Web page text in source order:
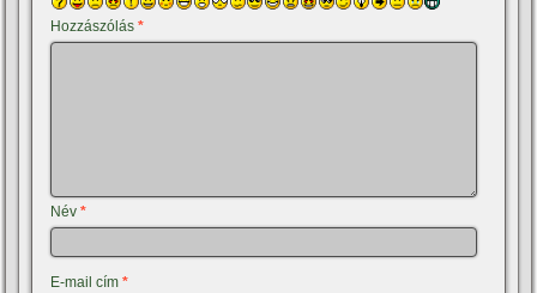
Hozzászólás*
Név*
E-mail cím*